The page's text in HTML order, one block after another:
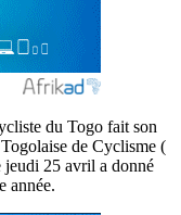
du Togo fait son
de Cyclisme (
jeudi 25 avril a donné
année.